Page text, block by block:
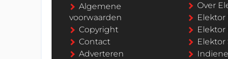
Algemene
voorwaarden
Copyright
Contact
Adverteren
Over
Elektor
Elektor
Elektor